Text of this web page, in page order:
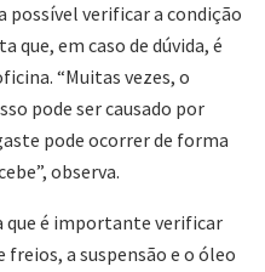
possível verificar a condição
que, em caso de dúvida, é
“Muitas vezes, o
pode ser causado por
pode ocorrer de forma
observa.
que é importante verificar
a suspensão e o óleo